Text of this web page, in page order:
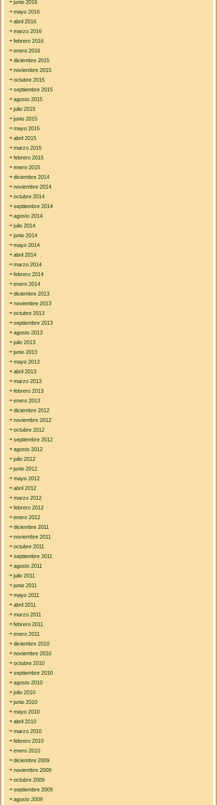
junio 2016
mayo 2016
abril 2016
marzo 2016
febrero 2016
enero 2016
diciembre 2015
noviembre 2015
octubre 2015
septiembre 2015
agosto 2015
julio 2015
junio 2015
mayo 2015
abril 2015
marzo 2015
febrero 2015
enero 2015
diciembre 2014
noviembre 2014
octubre 2014
septiembre 2014
agosto 2014
julio 2014
junio 2014
mayo 2014
abril 2014
marzo 2014
febrero 2014
enero 2014
diciembre 2013
noviembre 2013
octubre 2013
septiembre 2013
agosto 2013
julio 2013
junio 2013
mayo 2013
abril 2013
marzo 2013
febrero 2013
enero 2013
diciembre 2012
noviembre 2012
octubre 2012
septiembre 2012
agosto 2012
julio 2012
junio 2012
mayo 2012
abril 2012
marzo 2012
febrero 2012
enero 2012
diciembre 2011
noviembre 2011
octubre 2011
septiembre 2011
agosto 2011
julio 2011
junio 2011
mayo 2011
abril 2011
marzo 2011
febrero 2011
enero 2011
diciembre 2010
noviembre 2010
octubre 2010
septiembre 2010
agosto 2010
julio 2010
junio 2010
mayo 2010
abril 2010
marzo 2010
febrero 2010
enero 2010
diciembre 2009
noviembre 2009
octubre 2009
septiembre 2009
agosto 2009